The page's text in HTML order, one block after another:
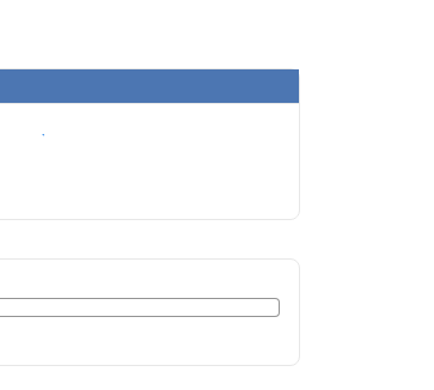
Voir les tarifs